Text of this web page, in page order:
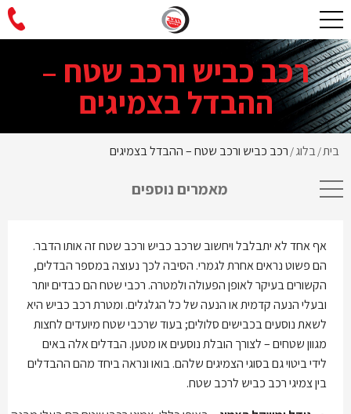
רכב כביש ורכב שטח –
ההבדל בצמיגים
בית/בלוג/ רכב כביש ורכב שטח – ההבדל בצמיגים
מאמרים נוספים
אף אחד לא יתבלבל ויחשוב שרכב כביש ורכב שטח זה אותו הדבר.
הם פשוט נראים אחרת לגמרי. הסיבה לכך נעוצה במספר הבדלים,
הקשורים בעיקר לאופן הפעולה ולמטרה. רכבי שטח הם כבדים יותר
ובעלי הנעה קדמית או הנעה של כל הגלגלים. ומטרת רכב כביש היא
לשאת נוסעים בכבישים סלולים; בעוד שרכבי שטח מיועדים לחצות
מגוון שטחים – לצורך הובלת נוסעים או מטען. הבדלים אלה באים
לידי ביטוי גם בסוגי הצמיגים שלהם. בואו ונראה ביחד מהם ההבדלים
בין צמיגי רכב כביש לרכב שטח.